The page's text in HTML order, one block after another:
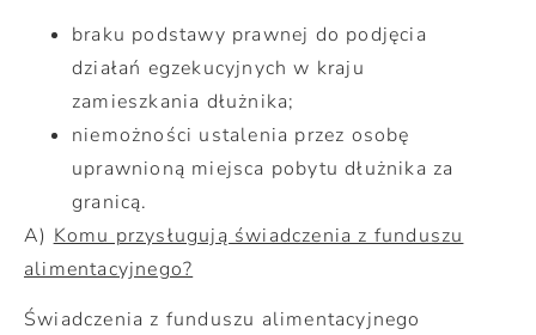
braku podstawy prawnej do podjęcia
działań egzekucyjnych w kraju
zamieszkania dłużnika;
niemożności ustalenia przez osobę
uprawnioną miejsca pobytu dłużnika za
granicą.
A) Komu przysługują świadczenia z funduszu
alimentacyjnego?
Świadczenia z funduszu alimentacyjnego